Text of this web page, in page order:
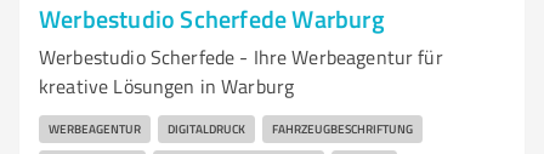
Werbestudio Scherfede Warburg
Werbestudio Scherfede - Ihre Werbeagentur für
kreative Lösungen in Warburg
WERBEAGENTUR DIGITALDRUCK FAHRZEUGBESCHRIFTUNG